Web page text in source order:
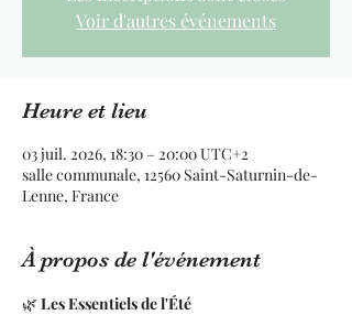
Voir d'autres événements
Heure et lieu
03 juil. 2026, 18:30 – 20:00 UTC+2
salle communale, 12560 Saint-Saturnin-de-
Lenne, France
À propos de l'événement
🌿 Les Essentiels de l'Été